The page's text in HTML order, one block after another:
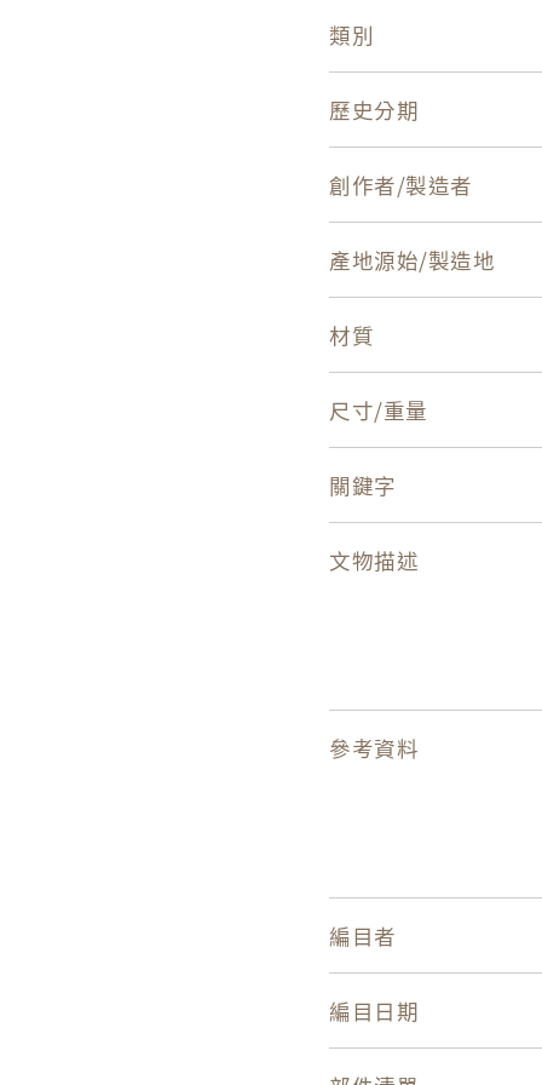
類別
歷史分期
創作者/製造者
產地源始/製造地
材質
尺寸/重量
關鍵字
文物描述
參考資料
編目者
編目日期